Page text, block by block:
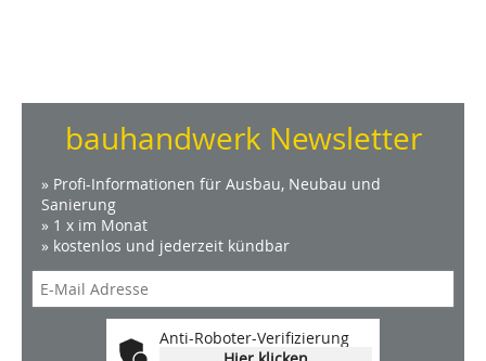
bauhandwerk Newsletter
» Profi-Informationen für Ausbau, Neubau und
Sanierung
» 1 x im Monat
» kostenlos und jederzeit kündbar
Anti-Roboter-Verifizierung